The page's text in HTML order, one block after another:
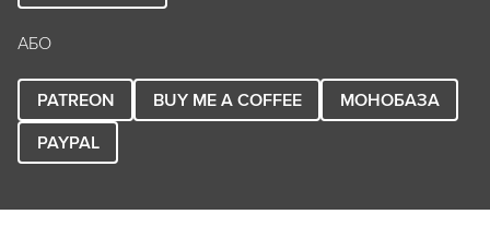
АБО
PATREON BUY ME A COFFEE
МОНОБАЗА
PAYPAL